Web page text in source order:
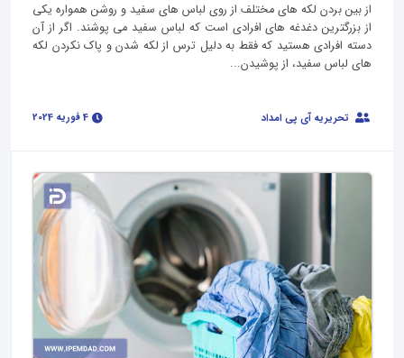
از بین بردن لکه های مختلف از روی لباس های سفید و روشن همواره یکی
از بزرگترین دغدغه های افرادی است که لباس سفید می پوشند. اگر از آن
دسته افرادی هستید که فقط به دلیل ترس از لکه شدن و پاک نکردن لکه
های لباس سفید، از پوشیدن...
تحریریه آی پی امداد